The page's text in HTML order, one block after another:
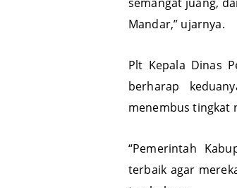
semangat juang,
Mandar,” ujarnya.
Plt Kepala Dinas
berharap
menembus tingkat
“Pemerintah
terbaik agar